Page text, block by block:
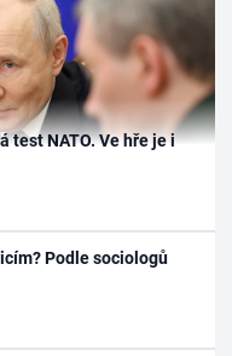
test NATO. Ve hře je i
Podle sociologů